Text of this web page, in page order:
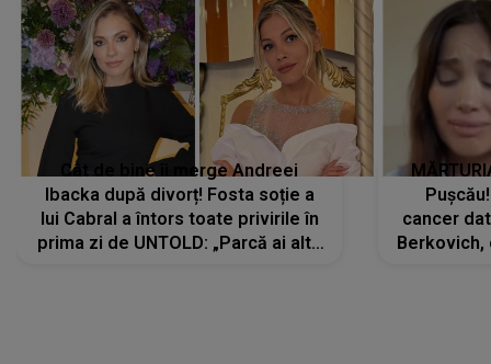
Cât de bine îi merge Andreei
Ibacka după divorț! Fosta soție a
lui Cabral a întors toate privirile în
prima zi de UNTOLD: „Parcă ai altă
cancer
Berkovich,